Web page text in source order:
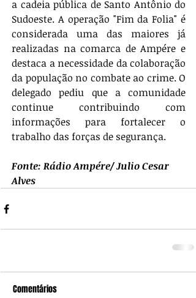
a cadeia pública de Santo Antônio do
Sudoeste. A operação "Fim da Folia" é
considerada uma das maiores já
realizadas na comarca de Ampére e
destaca a necessidade da colaboração
da população no combate ao crime. O
delegado pediu que a comunidade
continue contribuindo com
informações para fortalecer o
trabalho das forças de segurança.
Fonte: Rádio Ampére/ Julio Cesar
Alves
Comentários